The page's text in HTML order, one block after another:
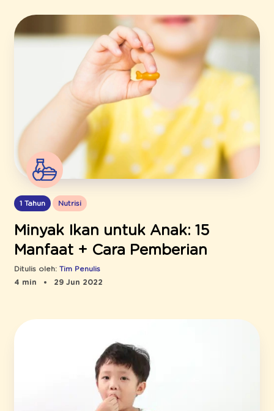
1 Tahun Nutrisi
Minyak Ikan untuk Anak: 15
Manfaat + Cara Pemberian
Ditulis oleh: Tim Penulis
4 min
29 Jun 2022